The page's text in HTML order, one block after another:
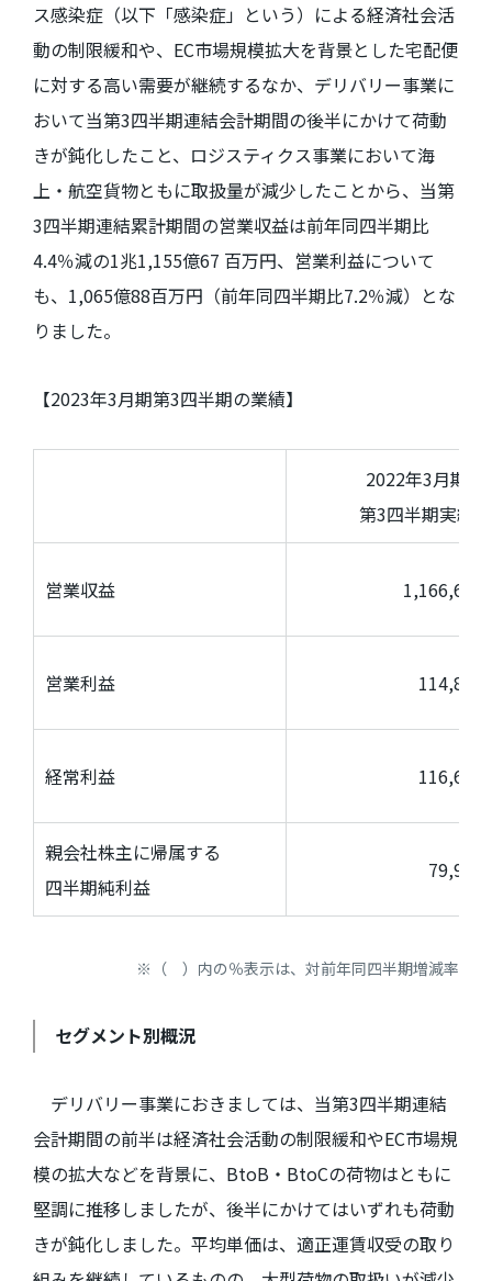
ス感染症（以下「感染症」という）による経済社会活
動の制限緩和や、 EC市場規模拡大を背景とした宅配便
に対する高い需要が継続するなか、デリバリー事業に
おいて当第3四半期連結会計期間の後半にかけて荷動
きが鈍化したこと、ロジスティクス事業において海
上・航空貨物ともに取扱量が減少したことから、当第
3四半期連結累計期間の営業収益は前年同四半期比
4.4％減の1兆1,155億67 百万円、営業利益について
も、 1,065億88百万円（前年同四半期比7.2％減）とな
りました。
【2023年3月期第3四半期の業績】
2022年3月期
第3四半期実績
営業収益 1,166,640
営業利益 114,828
経常利益 116,617
親会社株主に帰属する
四半期純利益
79,980
※（ ）内の％表示は、対前年同四半期増減率
セグメント別概況
デリバリー事業におきましては、当第3四半期連結
会計期間の前半は経済社会活動の制限緩和やEC市場規
模の拡大などを背景に、 BtoB ・ BtoCの荷物はともに
堅調に推移しましたが、後半にかけてはいずれも荷動
きが鈍化しました。平均単価は、適正運賃収受の取り